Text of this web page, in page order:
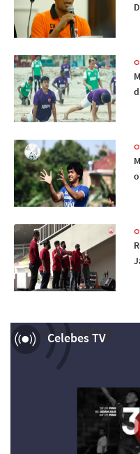
Celebes TV
Now Playing